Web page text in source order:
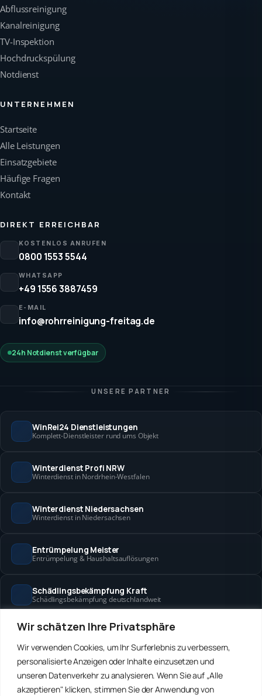
Wir schätzen Ihre Privatsphäre
Wir verwenden Cookies, um Ihr Surferlebnis zu verbessern,
personalisierte Anzeigen oder Inhalte einzusetzen und
unseren Datenverkehr zu analysieren. Wenn Sie auf „Alle
akzeptieren" klicken, stimmen Sie der Anwendung von
Abflussreinigung
Kanalreinigung
TV-Inspektion
Hochdruckspülung
Notdienst
UNTERNEHMEN
Startseite
Alle Leistungen
Einsatzgebiete
Häufige Fragen
Kontakt
DIREKT ERREICHBAR
KOSTENLOS ANRUFEN
0800 1553 5544
WHATSAPP
+49 1556 3887459
E-MAIL
info@rohrreinigung-freitag.de
24h Notdienst verfügbar
UNSERE PARTNER
WinRei24 Dienstleistungen
Komplett-Dienstleister rund ums Objekt
Winterdienst Profi NRW
Winterdienst in Nordrhein-Westfalen
Winterdienst Niedersachsen
Winterdienst in Niedersachsen
Entrümpelung Meister
Entrümpelung & Haushaltsauflösungen
Schädlingsbekämpfung Kraft
Schädlingsbekämpfung deutschlandweit
Hanse Objektservice
Winterdienst Hansa
Winterdienst in Bremen & Hamburg